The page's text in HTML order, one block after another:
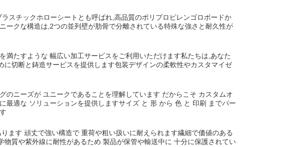
スチックホローシートとも呼ばれ,高品質のポリプロピレンゴロボードか
ークな構造は,2つの並列壁が肋骨で分離されている特殊な強さと耐久性が
満たすような 幅広い加工サービスをご利用いただけます私たちは,あなた
切断と鋳造サービスを提供します包装デザインの柔軟性やカスタマイゼ
のニーズが ユニークであることを理解しています だからこそ カスタムオ
最適な ソリューションを提供しますサイズ と 形 から 色 と 印刷 までパー
ます 頑丈で強い構造で 重荷や粗い扱いに耐えられます繊細で価値のある
質や紫外線に耐性があるため 製品が保管や輸送中に 十分に保護されてい